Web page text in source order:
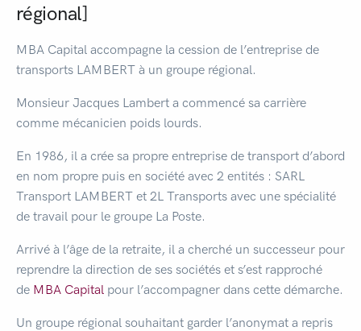
régional]
MBA Capital accompagne la cession de l’entreprise de
transports LAMBERT à un groupe régional.
Monsieur Jacques Lambert a commencé sa carrière
comme mécanicien poids lourds.
En 1986, il a crée sa propre entreprise de transport d’abord
en nom propre puis en société avec 2 entités : SARL
Transport LAMBERT et 2L Transports avec une spécialité
de travail pour le groupe La Poste.
Arrivé à l’âge de la retraite, il a cherché un successeur pour
reprendre la direction de ses sociétés et s’est rapproché
de MBA Capital pour l’accompagner dans cette démarche.
Un groupe régional souhaitant garder l’anonymat a repris